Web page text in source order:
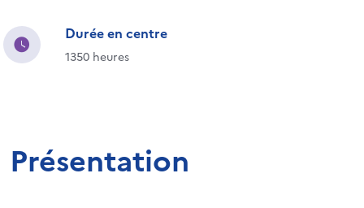
Durée en centre
1350 heures
Présentation